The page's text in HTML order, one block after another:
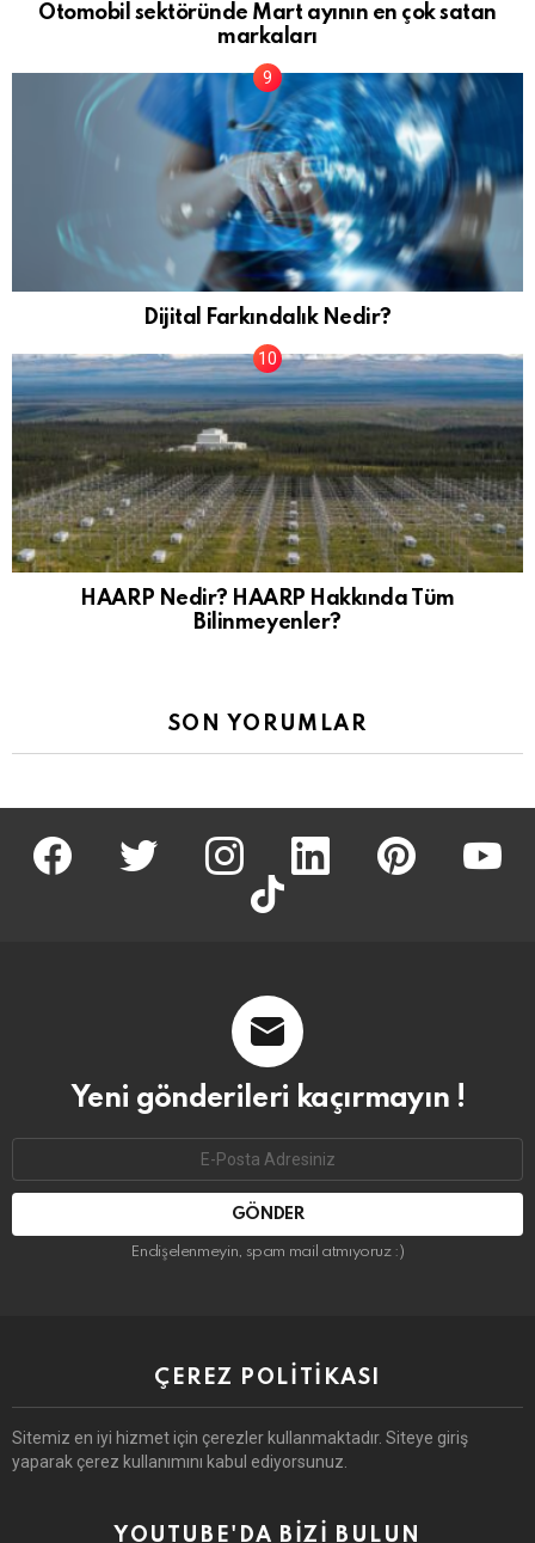
Otomobil sektöründe Mart ayının en çok satan
markaları
Dijital Farkındalık Nedir?
HAARP Nedir? HAARP Hakkında Tüm
Bilinmeyenler?
SON YORUMLAR
facebook twitter İnstagram linkedin pinterest
tiktok
Yeni gönderileri kaçırmayın !
Endişelenmeyin, spam mail atmıyoruz :)
ÇEREZ POLITIKASI
Sitemiz en iyi hizmet için çerezler kullanmaktadır. Siteye giriş
yaparak çerez kullanımını kabul ediyorsunuz.
YOUTUBE'DA BIZI BULUN